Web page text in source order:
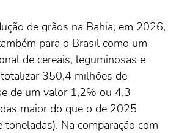
de grãos na Bahia, em 2026,
para o Brasil como um
de cereais, leguminosas e
350,4 milhões de
de um valor 1,2% ou 4,3
maior do que o de 2025
Na comparação com